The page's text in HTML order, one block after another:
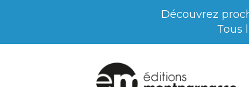
Découvrez
Tous